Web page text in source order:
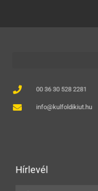
00 36 30 528 2281
info@kulfoldikiut.hu
Hírlevél